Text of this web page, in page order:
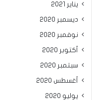
يناير 2021
ديسمبر 2020
نوفمبر 2020
أكتوبر 2020
سبتمبر 2020
أغسطس 2020
يوليو 2020